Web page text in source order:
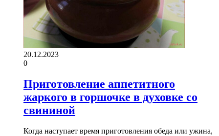
20.12.2023
0
Приготовление аппетитного
жаркого в горшочке в духовке со
свининой
Когда наступает время приготовления обеда или ужина,